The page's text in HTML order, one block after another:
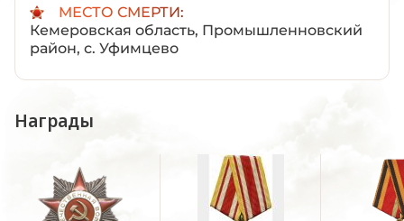
МЕСТО СМЕРТИ:
Кемеровская область, Промышленновский
район, с. Уфимцево
Награды